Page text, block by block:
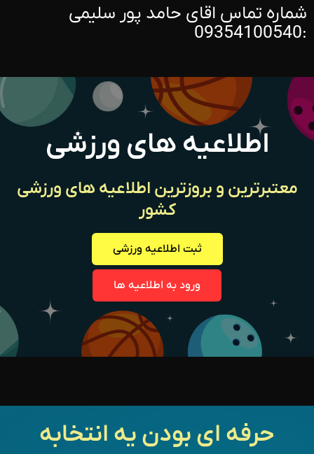
شماره تماس اقای حامد پور سلیمی
:09354100540
اطلاعیه های ورزشی
معتبرترین و بروزترین اطلاعیه های ورزشی
کشور
ثبت اطلاعیه ورزشی
ورود به اطلاعیه ها
حرفه ای بودن یه انتخابه